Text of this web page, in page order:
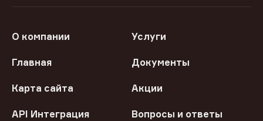
О компании Услуги
Главная Документы
Карта сайта Акции
API Интеграция Вопросы и ответы